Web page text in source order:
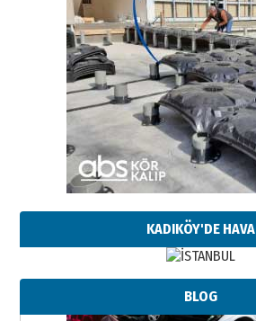
KADIKÖY'DE HAVA
BLOG